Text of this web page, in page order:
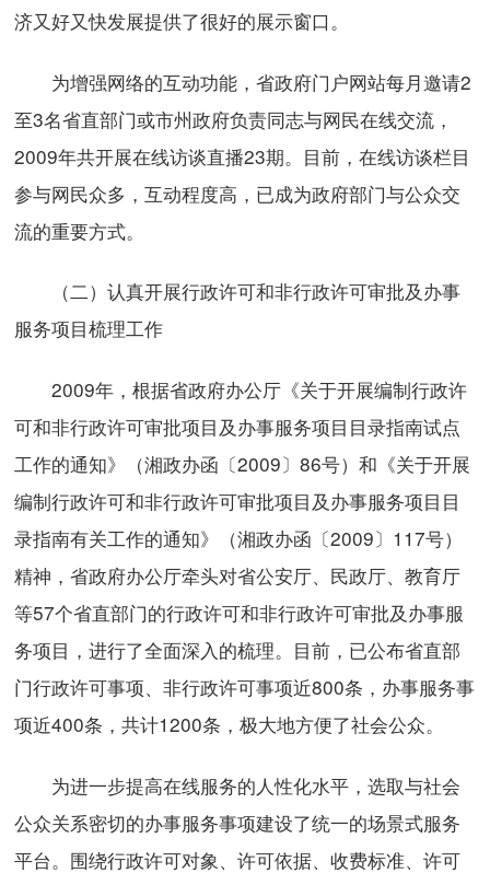
济又好又快发展提供了很好的展示窗口。
为增强网络的互动功能，省政府门户网站每月邀请2
至3名省直部门或市州政府负责同志与网民在线交流，
2009年共开展在线访谈直播23期。目前，在线访谈栏目
参与网民众多，互动程度高，已成为政府部门与公众交
流的重要方式。
（二）认真开展行政许可和非行政许可审批及办事
服务项目梳理工作
2009年，根据省政府办公厅《关于开展编制行政许
可和非行政许可审批项目及办事服务项目目录指南试点
工作的通知》（湘政办函〔2009〕86号）和《关于开展
编制行政许可和非行政许可审批项目及办事服务项目目
录指南有关工作的通知》（湘政办函〔2009〕117号）
精神，省政府办公厅牵头对省公安厅、民政厅、教育厅
等57个省直部门的行政许可和非行政许可审批及办事服
务项目，进行了全面深入的梳理。目前，已公布省直部
门行政许可事项、非行政许可事项近800条，办事服务事
项近400条，共计1200条，极大地方便了社会公众。
为进一步提高在线服务的人性化水平，选取与社会
公众关系密切的办事服务事项建设了统一的场景式服务
平台。围绕行政许可对象、许可依据、收费标准、许可